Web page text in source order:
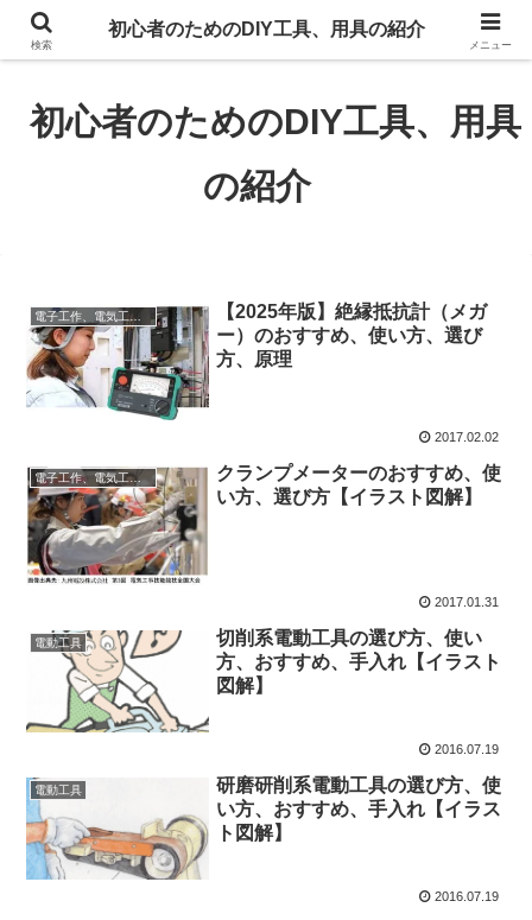
初心者のための大工道具、自動車整備工具、電子工作用具、電気工事工具、電
初心者のためのDIY工具、用具
の紹介
電子工作、電気工事工具
【2025年版】絶縁抵抗計（メガ
ー）のおすすめ、使い方、選び
方、原理
2017.02.02
電子工作、電気工事工具
クランプメーターのおすすめ、使
い方、選び方【イラスト図解】
2017.01.31
電動工具
切削系電動工具の選び方、使い
方、おすすめ、手入れ【イラスト
図解】
2016.07.19
電動工具
研磨研削系電動工具の選び方、使
い方、おすすめ、手入れ【イラス
ト図解】
2016.07.19
検索
初心者のためのDIY工具、用具の紹介
メニュー